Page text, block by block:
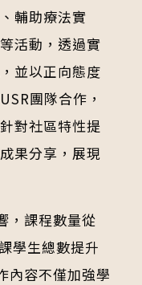
輔助療法實
活動，透過實
並以正向態度
團隊合作，
對社區特性提
果分享，展現
，課程數量從
學生總數提升
內容不僅加強學